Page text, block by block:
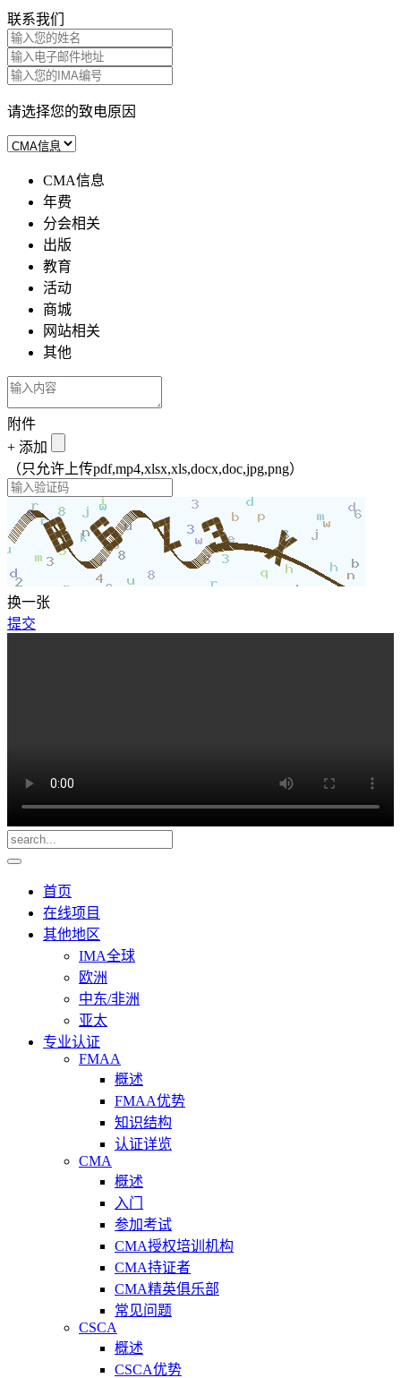
联系我们
请选择您的致电原因
CMA信息
年费
分会相关
出版
教育
活动
商城
网站相关
其他
附件
+ 添加
（只允许上传pdf,mp4,xlsx,xls,docx,doc,jpg,png）
换一张
提交
首页
在线项目
其他地区
IMA全球
欧洲
中东/非洲
亚太
专业认证
FMAA
概述
FMAA优势
知识结构
认证详览
CMA
概述
入门
参加考试
CMA授权培训机构
CMA持证者
CMA精英俱乐部
常见问题
CSCA
概述
CSCA优势